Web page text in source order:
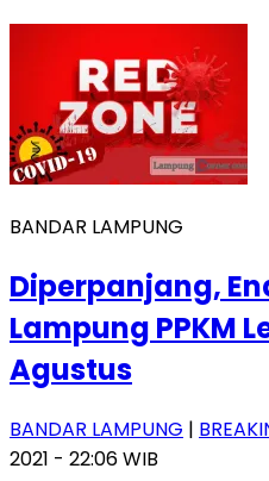
BANDAR LAMPUNG
Diperpanjang,
Lampung PPKM
Agustus
BANDAR LAMPUNG |
2021 - 22:06 WIB